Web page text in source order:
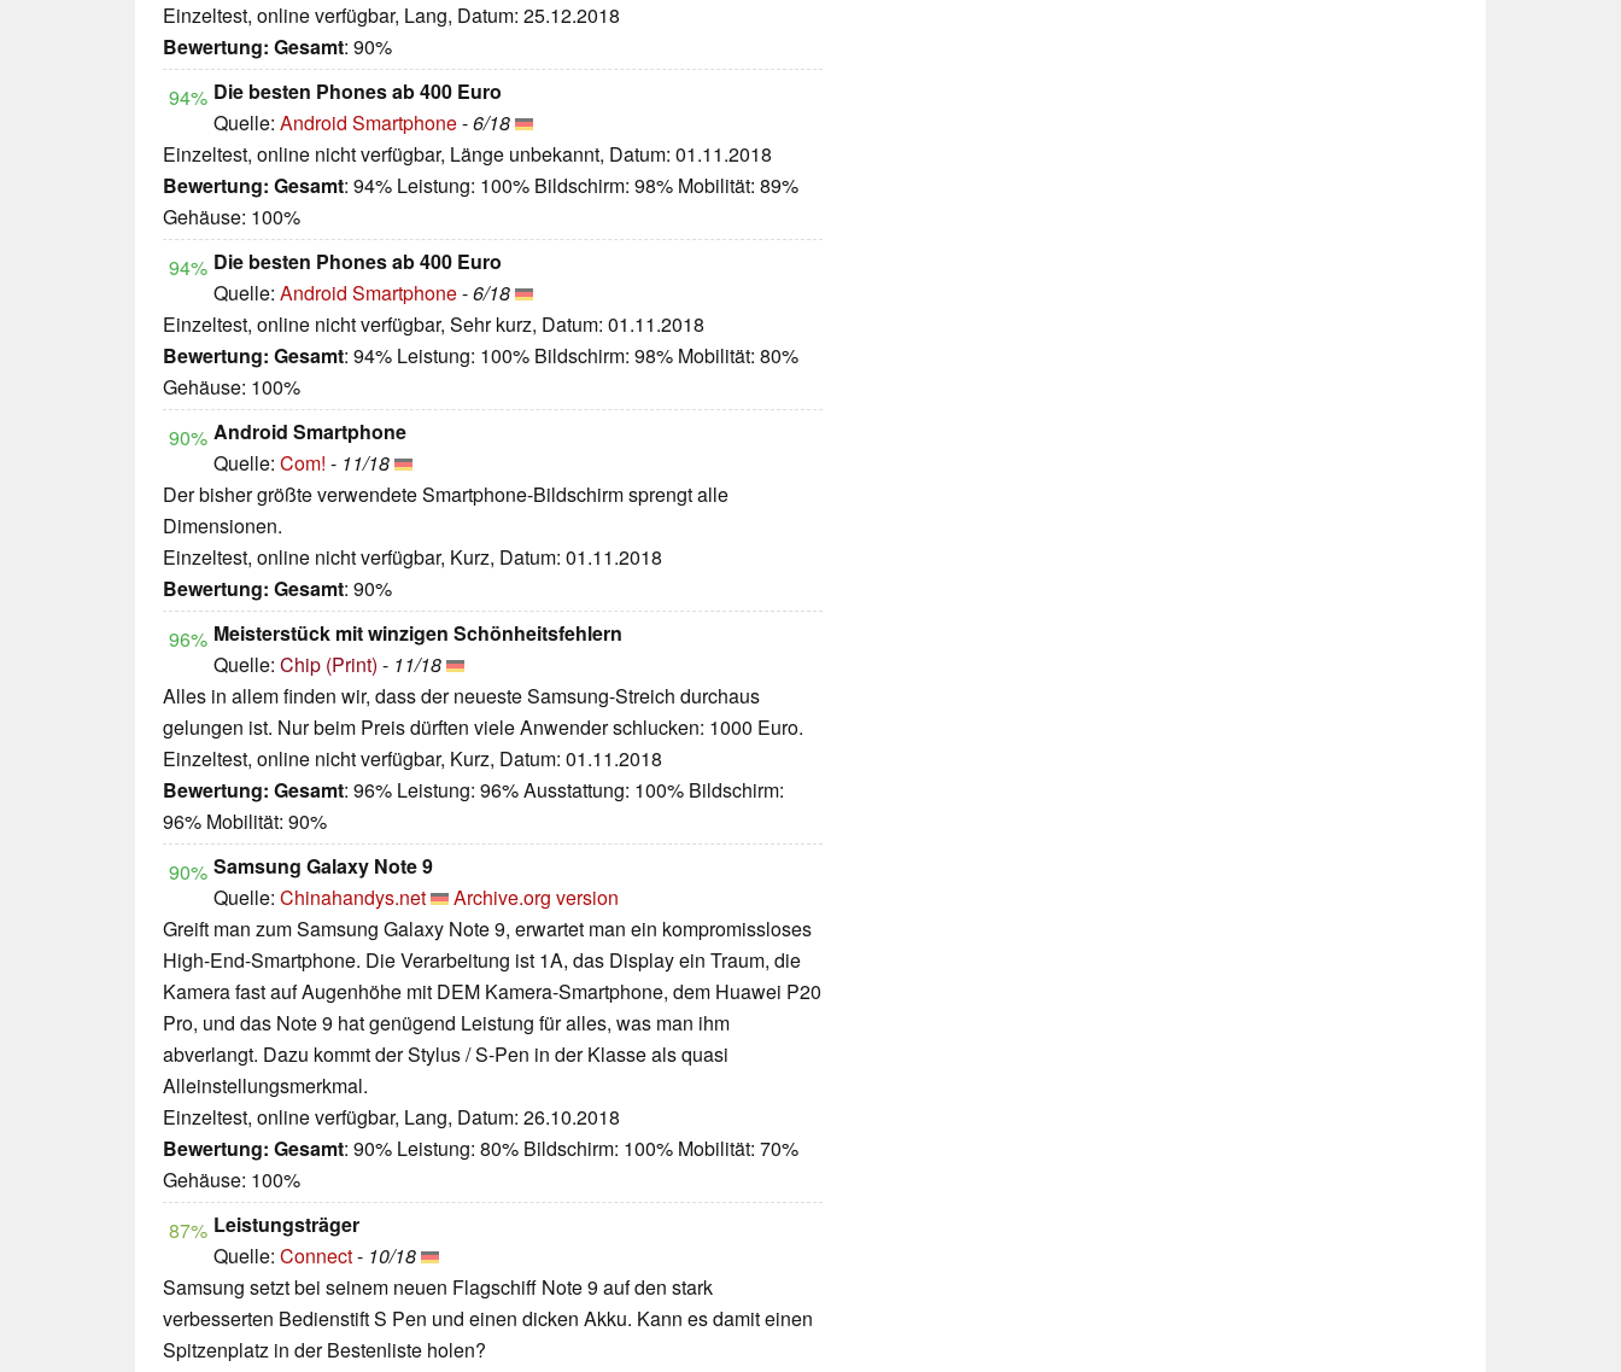
Einzeltest, online verfügbar, Lang, Datum: 25.12.2018
Bewertung: Gesamt: 90%
94% Die besten Phones ab 400 Euro
Quelle: Android Smartphone-6/18
Einzeltest, online nicht verfügbar, Länge unbekannt, Datum: 01.11.2018
Bewertung: Gesamt: 94% Leistung: 100% Bildschirm: 98% Mobilität: 89%
Gehäuse: 100%
94% Die besten Phones ab 400 Euro
Quelle: Android Smartphone-6/18
Einzeltest, online nicht verfügbar, Sehr kurz, Datum: 01.11.2018
Bewertung: Gesamt: 94% Leistung: 100% Bildschirm: 98% Mobilität: 80%
Gehäuse: 100%
90% Android Smartphone
Quelle: Com! - 11/18
Der bisher größte verwendete Smartphone-Bildschirm sprengt alle
Dimensionen.
Einzeltest, online nicht verfügbar, Kurz, Datum: 01.11.2018
Bewertung: Gesamt: 90%
96% Meisterstück mit winzigen Schönheitsfehlern
Quelle: Chip (Print) - 11/18
Alles in allem finden wir, dass der neueste Samsung-Streich durchaus
gelungen ist. Nur beim Preis dürften viele Anwender schlucken: 1000 Euro.
Einzeltest, online nicht verfügbar, Kurz, Datum: 01.11.2018
Bewertung: Gesamt: 96% Leistung: 96% Ausstattung: 100% Bildschirm:
96% Mobilität: 90%
90% Samsung Galaxy Note 9
Quelle: Chinahandys.net
Archive.org version
Greift man zum Samsung Galaxy Note 9, erwartet man ein kompromissloses
High-End-Smartphone. Die Verarbeitung ist 1A, das Display ein Traum, die
Kamera fast auf Augenhöhe mit DEM Kamera-Smartphone, dem Huawei P20
Pro, und das Note 9 hat genügend Leistung für alles, was man ihm
abverlangt. Dazu kommt der Stylus / S-Pen in der Klasse als quasi
Alleinstellungsmerkmal.
Einzeltest, online verfügbar, Lang, Datum: 26.10.2018
Bewertung: Gesamt: 90% Leistung: 80% Bildschirm: 100% Mobilität: 70%
Gehäuse: 100%
87% Leistungsträger
Quelle: Connect- 10/18
Samsung setzt bei seinem neuen Flagschiff Note 9 auf den stark
verbesserten Bedienstift S Pen und einen dicken Akku. Kann es damit einen
Spitzenplatz in der Bestenliste holen?